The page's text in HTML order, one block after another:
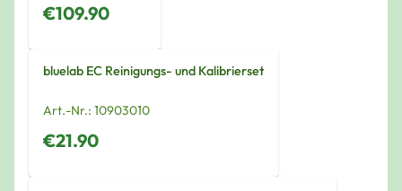
€109.90
bluelab EC Reinigungs- und Kalibrierset
Art.-Nr.: 10903010
€21.90